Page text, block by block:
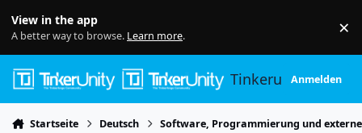
View in the app
A better way to browse. Learn more. ×
TinkerunityAnmelden
Startseite Deutsch Software, Programmierung und